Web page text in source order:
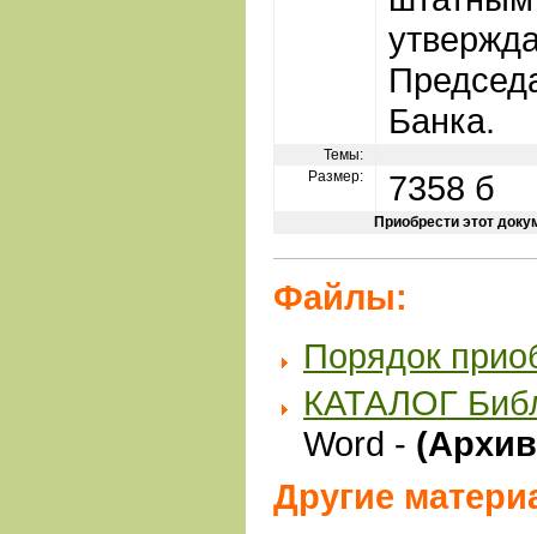
Банка.
Темы:
Размер:
7358 б
Приобрести этот
Файлы:
Порядок
КАТАЛОГ
Word -
Другие